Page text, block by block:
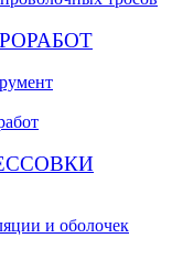
и оболочек